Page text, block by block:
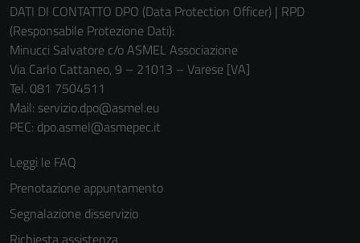
DATI DI CONTATTO DPO (Data Protection Officer) | RPD
(Responsabile Protezione Dati):
Minucci Salvatore c/o ASMEL Associazione
Via Carlo Cattaneo, 9 – 21013 – Varese [VA]
Tel. 081 7504511
Mail: servizio.dpo@asmel.eu
PEC: dpo.asmel@asmepec.it
Leggi le FAQ
Prenotazione appuntamento
Segnalazione disservizio
Richiesta assistenza